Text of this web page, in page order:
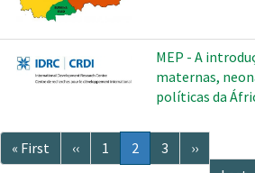
MEP - A
maternas,
políticas da
Paginação
Primeira
página
« First
Página
anterior
‹‹ Página
1
Página
atual
2 Página
3
Próxima
página
››